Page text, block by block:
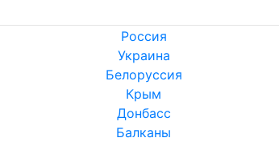
Россия
Украина
Белоруссия
Крым
Донбасс
Балканы